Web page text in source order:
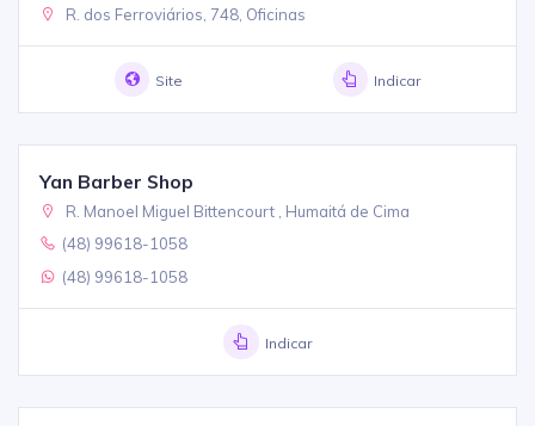
R. dos Ferroviários, 748, Oficinas
Site Indicar
Yan Barber Shop
R. Manoel Miguel Bittencourt , Humaitá de Cima
(48) 99618-1058
(48) 99618-1058
Indicar